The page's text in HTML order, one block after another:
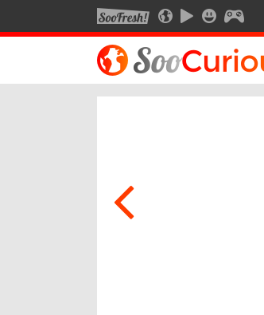
SOOFRESHSOOCURIOUS
SOOMOTION
SOOSMILE